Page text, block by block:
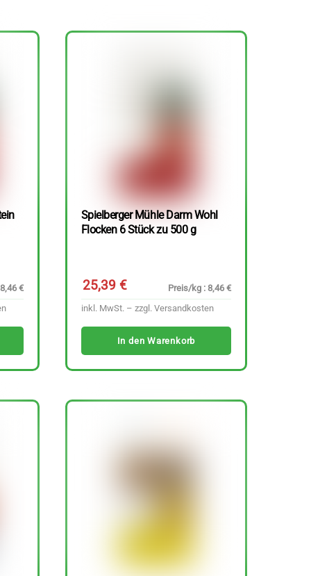
€
Spielberger Mühle Darm Wohl
Flocken 6 Stück zu 500 g
25,39€
Preis/kg : 8,46 €
inkl. MwSt. – zzgl. Versandkosten
In den Warenkorb